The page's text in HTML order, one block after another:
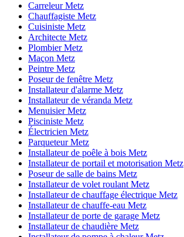
Carreleur Metz
Chauffagiste Metz
Cuisiniste Metz
Architecte Metz
Plombier Metz
Maçon Metz
Peintre Metz
Poseur de fenêtre Metz
Installateur d'alarme Metz
Installateur de véranda Metz
Menuisier Metz
Pisciniste Metz
Électricien Metz
Parqueteur Metz
Installateur de poêle à bois Metz
Installateur de portail et motorisation Metz
Poseur de salle de bains Metz
Installateur de volet roulant Metz
Installateur de chauffage électrique Metz
Installateur de chauffe-eau Metz
Installateur de porte de garage Metz
Installateur de chaudière Metz